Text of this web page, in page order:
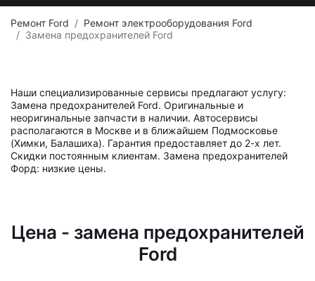
Ремонт Ford
Ремонт электрооборудования Ford
Замена предохранителей Ford
Наши специализированные сервисы предлагают услугу:
Замена предохранителей Ford. Оригинальные и
неоригинальные запчасти в наличии. Автосервисы
располагаются в Москве и в ближайшем Подмосковье
(Химки, Балашиха). Гарантия предоставляет до 2-х лет.
Скидки постоянным клиентам. Замена предохранителей
Форд: низкие цены.
Цена - замена предохранителей
Ford